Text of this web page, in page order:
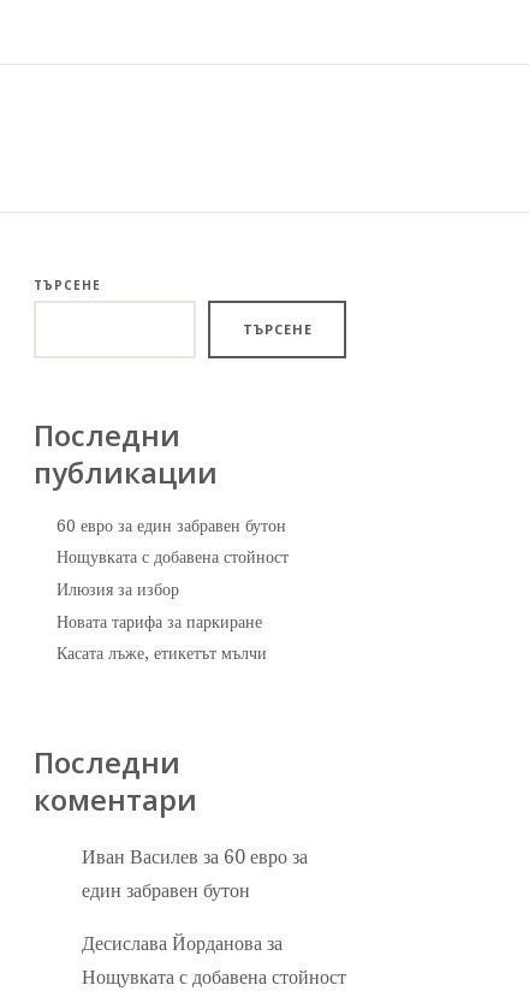
ТЪРСЕНЕ
ТЪРСЕНЕ
Последни
публикации
60 евро за един забравен бутон
Нощувката с добавена стойност
Илюзия за избор
Новата тарифа за паркиране
Касата лъже, етикетът мълчи
Последни
коментари
Иван Василев за 60 евро за
един забравен бутон
Десислава Йорданова за
Нощувката с добавена стойност